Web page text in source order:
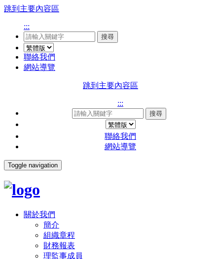
跳到主要內容區
:::
搜尋
聯絡我們
網站導覽
跳到主要內容區
:::
搜尋
聯絡我們
網站導覽
Toggle navigation
關於我們
簡介
組織章程
財務報表
理監事成員